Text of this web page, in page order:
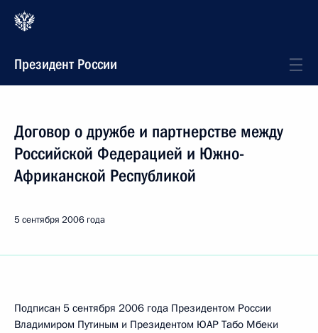
Президент России
Договор о дружбе и партнерстве между
Российской Федерацией и Южно-
Африканской Республикой
5 сентября 2006 года
Подписан 5 сентября 2006 года Президентом России
Владимиром Путиным и Президентом ЮАР Табо Мбеки